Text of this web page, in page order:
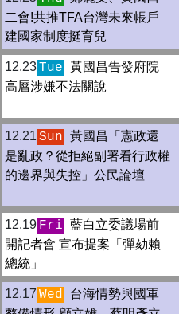
二會!共推TFA台灣未來帳戶
建國家制度挺育兒
12.23Tue 黃國昌告發府院
高層涉嫌不法關說
12.21 Sun 黃國昌「憲政還
是亂政？從拒絕副署看行政權
的邊界與失控」公民論壇
12.19 Fri 藍白立委議場前
開記者會 宣布提案「彈劾賴
總統」
12.17 Wed
台海情勢與國軍